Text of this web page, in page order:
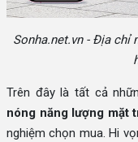
Sonha.net.vn - Địa chỉ
Trên đây là tất cả
nóng năng lượng mặt
nghiệm chọn mua. Hi